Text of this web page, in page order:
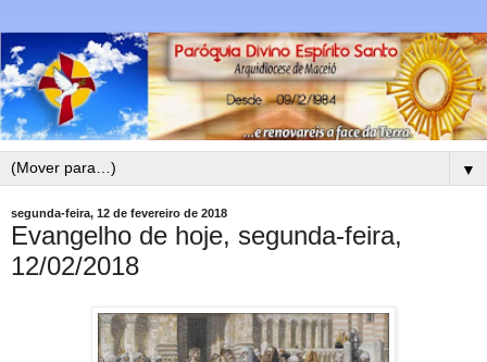
▼
segunda-feira, 12 de fevereiro de 2018
Evangelho de hoje, segunda-feira,
12/02/2018